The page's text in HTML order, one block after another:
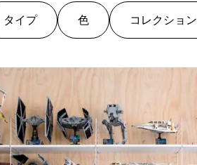
タイプ 色 コレクション